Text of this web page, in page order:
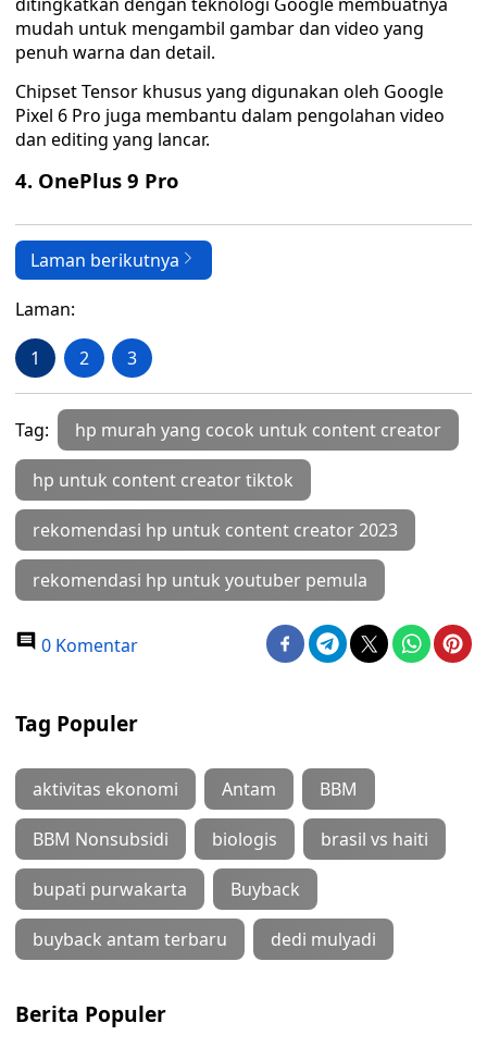
mudah untuk mengambil gambar dan video yang
penuh warna dan detail.
Chipset Tensor khusus yang digunakan oleh Google
Pixel 6 Pro juga membantu dalam pengolahan video
dan editing yang lancar.
4. OnePlus 9 Pro
Laman berikutnya
Laman:
1 2 3
Tag: hp murah yang cocok untuk content creator
hp untuk content creator tiktok
rekomendasi hp untuk content creator 2023
rekomendasi hp untuk youtuber pemula
0 Komentar
Tag Populer
aktivitas ekonomi Antam BBM
BBM Nonsubsidi biologis brasil vs haiti
bupati purwakarta Buyback
buyback antam terbaru dedi mulyadi
Berita Populer